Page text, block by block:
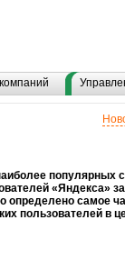
популярных
«Яндекса»
самое
пользователей в